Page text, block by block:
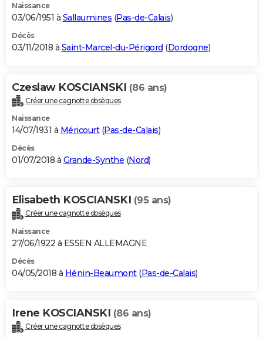
Naissance
03/06/1951 à Sallaumines (Pas-de-Calais)
Décès
03/11/2018 à Saint-Marcel-du-Périgord (Dordogne)
Czeslaw KOSCIANSKI (86 ans)
Créer une cagnotte obsèques
Naissance
14/07/1931 à Méricourt(Pas-de-Calais)
Décès
01/07/2018 à Grande-Synthe (Nord)
Elisabeth KOSCIANSKI (95 ans)
Créer une cagnotte obsèques
Naissance
27/06/1922 à ESSEN ALLEMAGNE
Décès
04/05/2018 à Hénin-Beaumont(Pas-de-Calais)
Irene KOSCIANSKI (86 ans)
Créer une cagnotte obsèques